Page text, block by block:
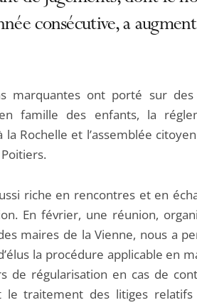
consécutive, a
marquantes ont porté sur
en famille des enfants, la
la Rochelle et l’assemblée
riche en rencontres et en
En février, une réunion,
maires de la Vienne, nous a
la procédure applicable en
de régularisation en cas de
le traitement des litiges